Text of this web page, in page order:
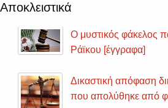
Αποκλειστικά
Ο μυστικός φάκελος
Ράϊκου [έγγραφα]
Δικαστική απόφαση
που απολύθηκε από